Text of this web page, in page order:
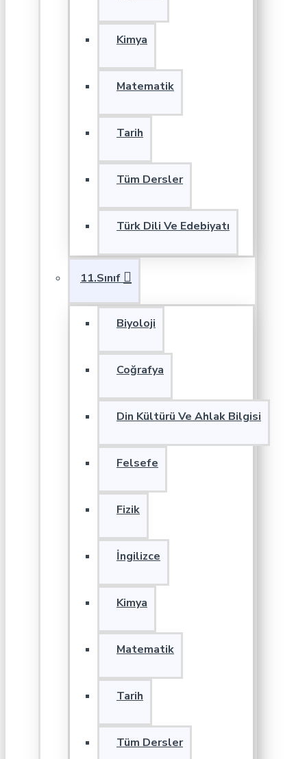
Kimya
Matematik
Tarih
Tüm Dersler
Türk Dili Ve Edebiyatı
11.Sınıf
Biyoloji
Coğrafya
Din Kültürü Ve Ahlak Bilgisi
Felsefe
Fizik
İngilizce
Kimya
Matematik
Tarih
Tüm Dersler